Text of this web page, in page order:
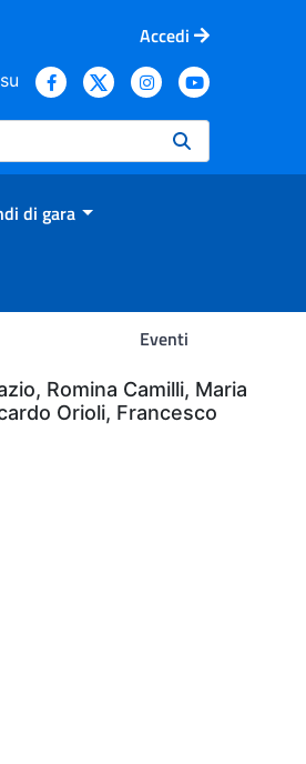
Accedi
di gara
Eventi
Romina Camilli, Maria
Orioli, Francesco